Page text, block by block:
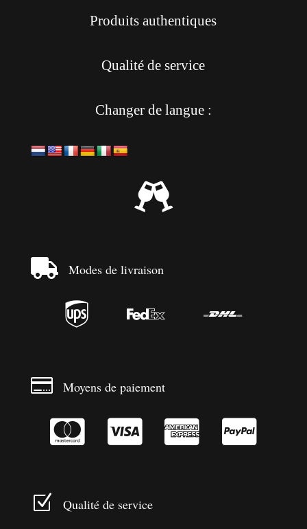
Produits authentiques
Qualité de service
Changer de langue :

 Modes de livraison
  
 Moyens de paiement
   
Z Qualité de service